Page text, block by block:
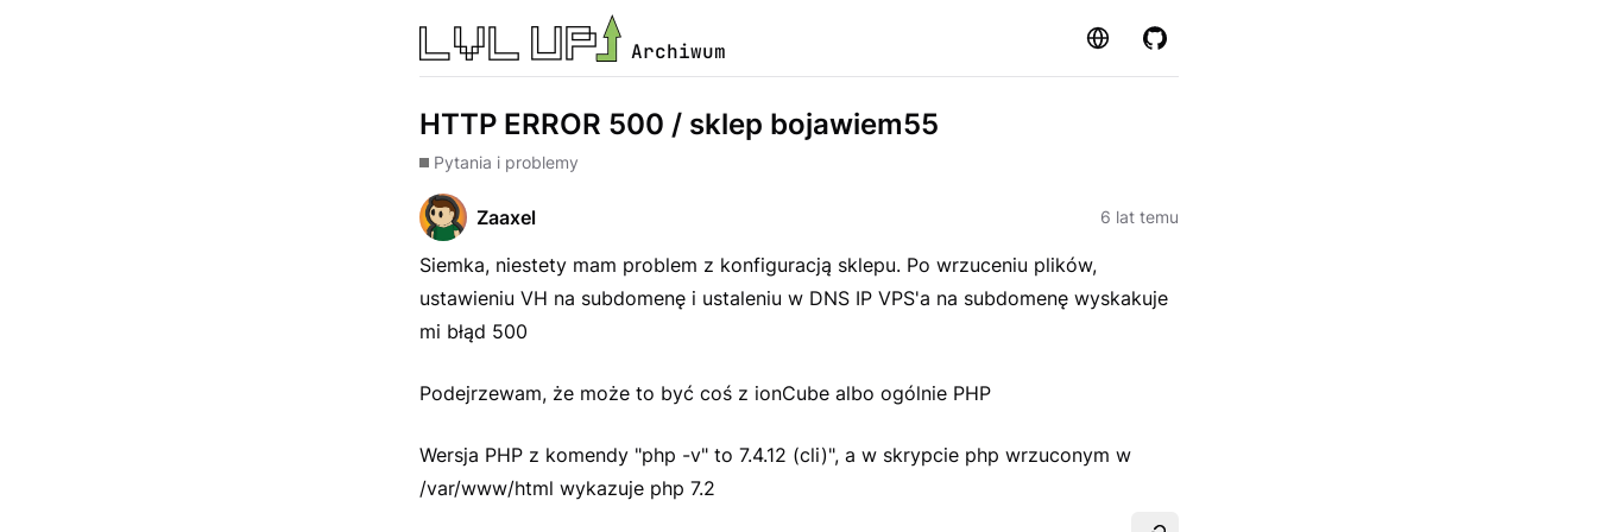
Archiwum Strona GitHub
HTTP ERROR 500 / sklep bojawiem55
Pytania i problemy
Zaaxel 6 lat temu
Siemka, niestety mam problem z konfiguracją sklepu. Po wrzuceniu plików,
ustawieniu VH na subdomenę i ustaleniu w DNS IP VPS'a na subdomenę wyskakuje
mi błąd 500
Podejrzewam, że może to być coś z ionCube albo ogólnie PHP
Wersja PHP z komendy "php -v" to 7.4.12 (cli)", a w skrypcie php wrzuconym w
/var/www/html wykazuje php 7.2